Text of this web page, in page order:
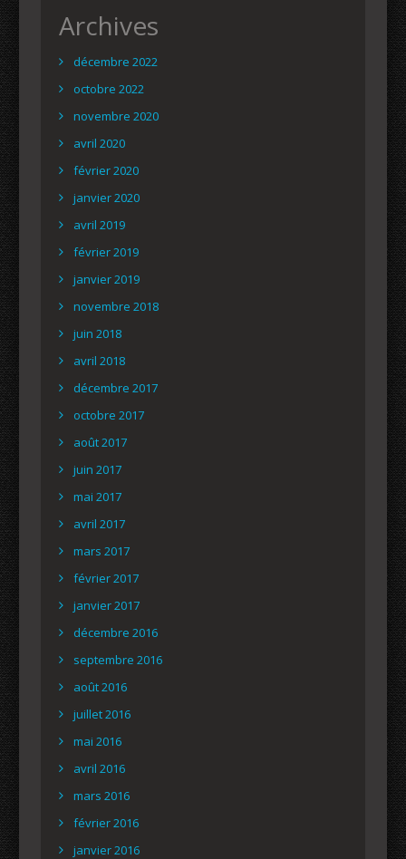
Archives
décembre 2022
octobre 2022
novembre 2020
avril 2020
février 2020
janvier 2020
avril 2019
février 2019
janvier 2019
novembre 2018
juin 2018
avril 2018
décembre 2017
octobre 2017
août 2017
juin 2017
mai 2017
avril 2017
mars 2017
février 2017
janvier 2017
décembre 2016
septembre 2016
août 2016
juillet 2016
mai 2016
avril 2016
mars 2016
février 2016
janvier 2016